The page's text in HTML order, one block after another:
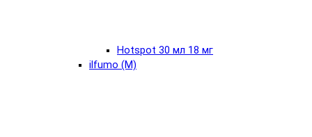
Hotspot 30 мл 18 мг
ilfumo (М)